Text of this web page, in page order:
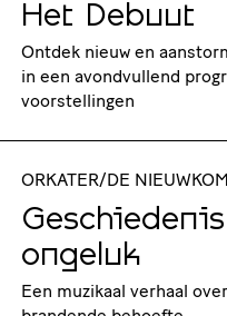
Het Debuut
Ontdek nieuw en
in een avondvullend
voorstellingen
ongeluk
ORKATER/DE
Een muzikaal verhaal